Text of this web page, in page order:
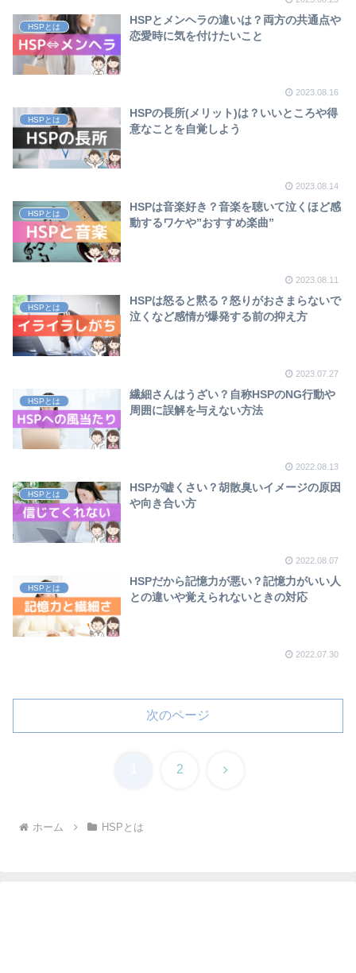
HSPとは
HSPとメンヘラの違いは？両方の共通点や
恋愛時に気を付けたいこと
2023.08.16
HSPとは
HSPの長所(メリット)は？いいところや得
意なことを自覚しよう
2023.08.14
HSPとは
HSPは音楽好き？音楽を聴いて泣くほど感
動するワケや”おすすめ楽曲”
2023.08.11
HSPとは
HSPは怒ると黙る？怒りがおさまらないで
泣くなど感情が爆発する前の抑え方
2023.07.27
HSPとは
繊細さんはうざい？自称HSPのNG行動や
周囲に誤解を与えない方法
2022.08.13
HSPとは
HSPが嘘くさい？胡散臭いイメージの原因
や向き合い方
2022.08.07
HSPとは
HSPだから記憶力が悪い？記憶力がいい人
との違いや覚えられないときの対応
2022.07.30
次のページ
2 次
ホーム HSPとは